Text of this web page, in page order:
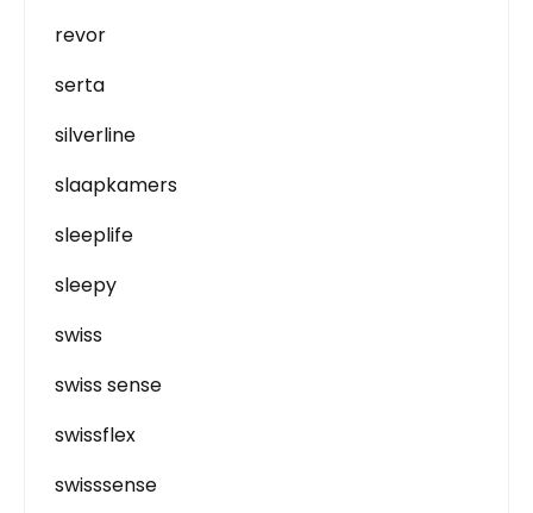
revor
serta
silverline
slaapkamers
sleeplife
sleepy
swiss
swiss sense
swissflex
swisssense